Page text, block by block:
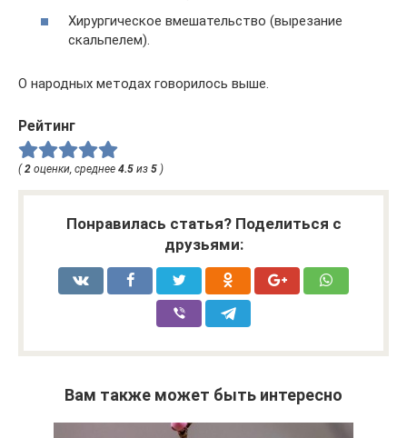
Хирургическое вмешательство (вырезание
скальпелем).
О народных методах говорилось выше.
Рейтинг
(2 оценки, среднее 4.5 из 5 )
Понравилась статья? Поделиться с
друзьями:
Вам также может быть интересно